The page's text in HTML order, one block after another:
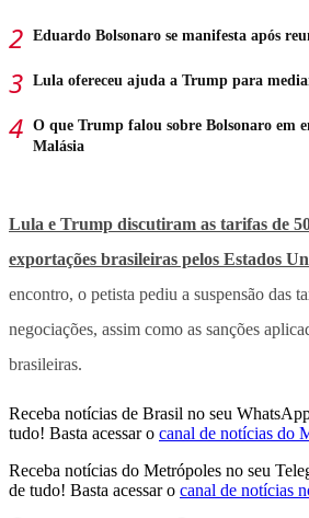
Eduardo Bolsonaro se manifesta após
Lula ofereceu ajuda a Trump para
O que Trump falou sobre Bolsonaro em
Malásia
Lula e Trump discutiram as tarifas de
exportações brasileiras pelos Estados
encontro, o petista pediu a suspensão das
negociações, assim como as sanções
brasileiras.
Receba notícias de Brasil no seu
tudo! Basta acessar o canal de notícias do
Receba notícias do Metrópoles no seu
de tudo! Basta acessar o canal de notícias